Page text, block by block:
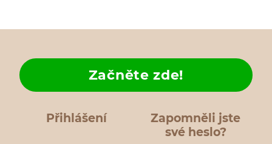
Přihlášení
Zapomněli jste
své heslo?
Začněte zde!